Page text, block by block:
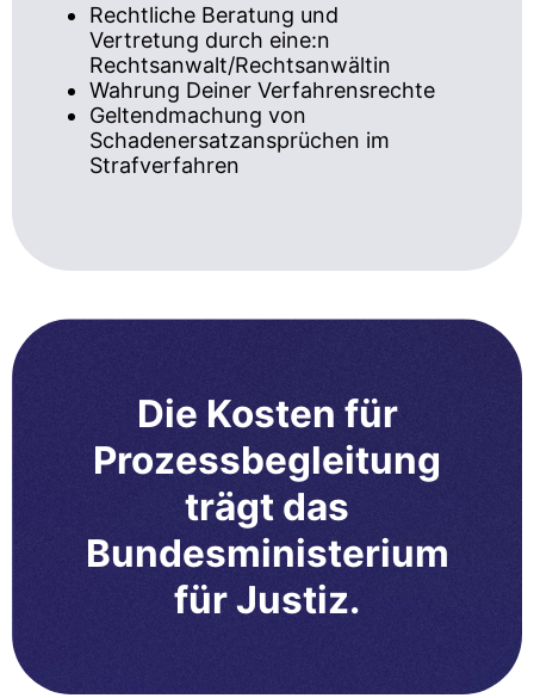
Rechtliche Beratung und
Vertretung durch eine:n
Rechtsanwalt/Rechtsanwältin
Wahrung Deiner Verfahrensrechte
Geltendmachung von
Schadenersatzansprüchen im
Strafverfahren
Die Kosten für
Prozessbegleitung
trägt das
Bundesministerium
für Justiz.